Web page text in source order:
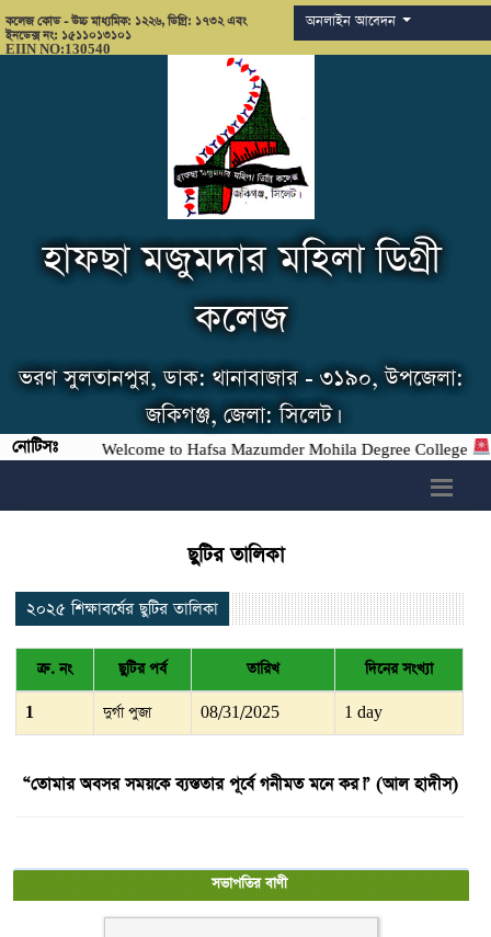
কলেজ কোড - উচ্চ মাধ্যমিক: ১২২৬, ডিগ্রি: ১৭৩২ এবং
ইনডেক্স নং: ১৫১১০১৩১০১
EIIN NO:130540
অনলাইন আবেদন
হাফছা মজুমদার মহিলা ডিগ্রী
কলেজ
ভরণ সুলতানপুর, ডাক: থানাবাজার - ৩১৯০, উপজেলা:
জকিগঞ্জ, জেলা: সিলেট।
নোটিসঃWelcome to Hafsa Mazumder Mohila Degree College
ছুটির তালিকা
২০২৫ শিক্ষাবর্ষের ছুটির তালিকা
ক্র. নং ছুটির পর্ব তারিখ দিনের সংখ্যা
1 দুর্গা পুজা 08/31/2025 1 day
“তোমার অবসর সময়কে ব্যস্ততার পূর্বে গনীমত মনে কর।” (আল হাদীস)
সভাপতির বাণী